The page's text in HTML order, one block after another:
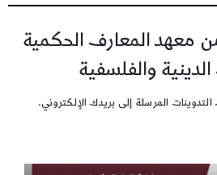
معهد المعارف الحكمية
والفلسفية
المرسلة إلى بريدك الإلكتروني.